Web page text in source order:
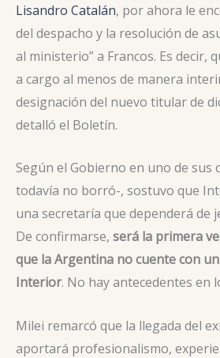
Lisandro Catalán, por ahora le
del despacho y la resolución de
al ministerio” a Francos. Es decir,
a cargo al menos de manera
designación del nuevo titular de
detalló el Boletín.
Según el Gobierno en uno de sus
todavía no borró-, sostuvo que
una secretaría que dependerá de
De confirmarse, será la primera
que la Argentina no cuente con
Interior. No hay antecedentes en
Milei remarcó que la llegada del
aportará profesionalismo,